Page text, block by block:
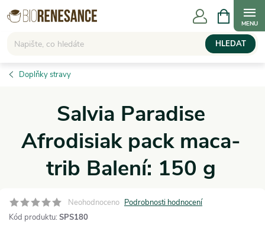
Přejít
na
HLEDAT
NÁKUPNÍ
KOŠÍK
Doplňky stravy
Salvia Paradise
Afrodisiak pack maca-
trib Balení: 150 g
Neohodnoceno Podrobnosti hodnocení
Kód produktu: SPS180